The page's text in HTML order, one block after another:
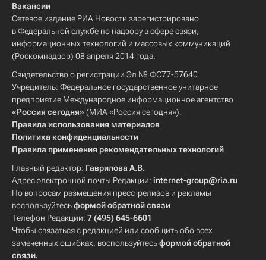
Вакансии
Сетевое издание РИА Новости зарегистрировано
в Федеральной службе по надзору в сфере связи,
информационных технологий и массовых коммуникаций
(Роскомнадзор) 08 апреля 2014 года.
Свидетельство о регистрации Эл № ФС77-57640
Учредитель: Федеральное государственное унитарное
предприятие Международное информационное агентство
«Россия сегодня» (МИА «Россия сегодня»).
Правила использования материалов
Политика конфиденциальности
Правила применения рекомендательных технологий
Главный редактор: Гаврилова А.В.
Адрес электронной почты Редакции: internet-group@ria.ru
По вопросам размещения пресс-релизов и рекламы
воспользуйтесьформой обратной связи
Телефон Редакции: 7 (495) 645-6601
Чтобы связаться с редакцией или сообщить обо всех
замеченных ошибках, воспользуйтесьформой обратной
связи.